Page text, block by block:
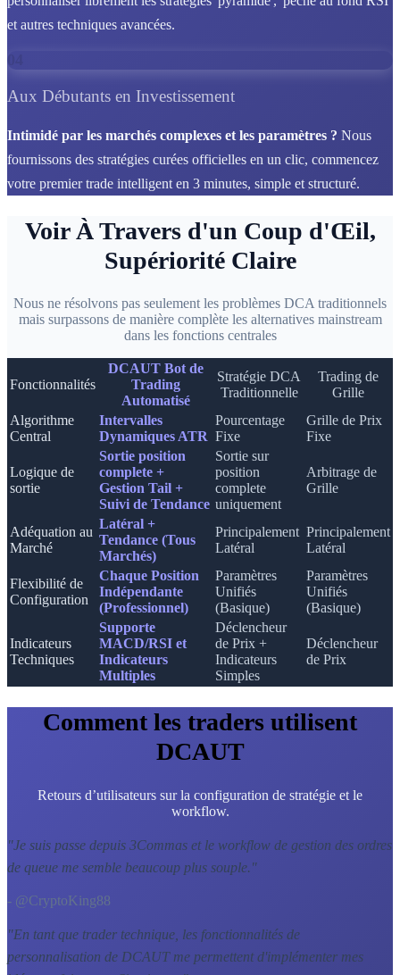
et autres techniques avancées.
Aux Débutants en Investissement
Intimidé par les marchés complexes et les paramètres ? Nous
fournissons des stratégies curées officielles en un clic, commencez
votre premier trade intelligent en 3 minutes, simple et structuré.
Voir À Travers d'un Coup d'Œil,
Supériorité Claire
Nous ne résolvons pas seulement les problèmes DCA traditionnels
mais surpassons de manière complète les alternatives mainstream
dans les fonctions centrales
Fonctionnalités
DCAUT Bot de
Trading
Automatisé
Stratégie DCA
Traditionnelle
Trading de
Grille
Algorithme
Central
Intervalles
Dynamiques ATR
Pourcentage
Fixe
Grille de Prix
Fixe
Logique de
sortie
Sortie position
complete +
Gestion Tail +
Suivi de Tendance
Sortie sur
position
complete
uniquement
Arbitrage de
Grille
Adéquation au
Marché
Latéral +
Tendance (Tous
Marchés)
Principalement
Latéral
Principalement
Latéral
Flexibilité de
Configuration
Chaque Position
Indépendante
(Professionnel)
Paramètres
Unifiés
(Basique)
Paramètres
Unifiés
(Basique)
Indicateurs
Techniques
Supporte
MACD/RSI et
Indicateurs
Multiples
Déclencheur
de Prix +
Indicateurs
Simples
Déclencheur
de Prix
Comment les traders utilisent
DCAUT
Retours d’utilisateurs sur la configuration de stratégie et le
workflow.
"Je suis passe depuis 3Commas et le workflow de gestion des ordres
de queue me semble beaucoup plus souple."
- @CryptoKing88
"En tant que trader technique, les fonctionnalités de
personnalisation de DCAUT me permettent d'implémenter mes